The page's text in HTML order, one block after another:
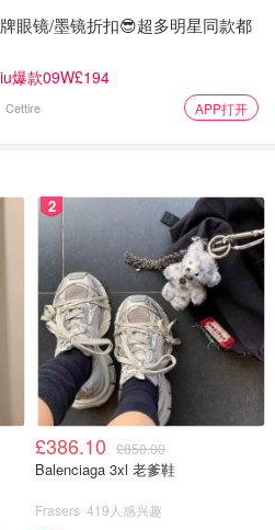
眼镜/墨镜折扣😎超多明星同款都
爆款09W£194
Cettire APP打开
2
£386.10 £850.00
Balenciaga 3xl 老爹鞋
Frasers 419人感兴趣